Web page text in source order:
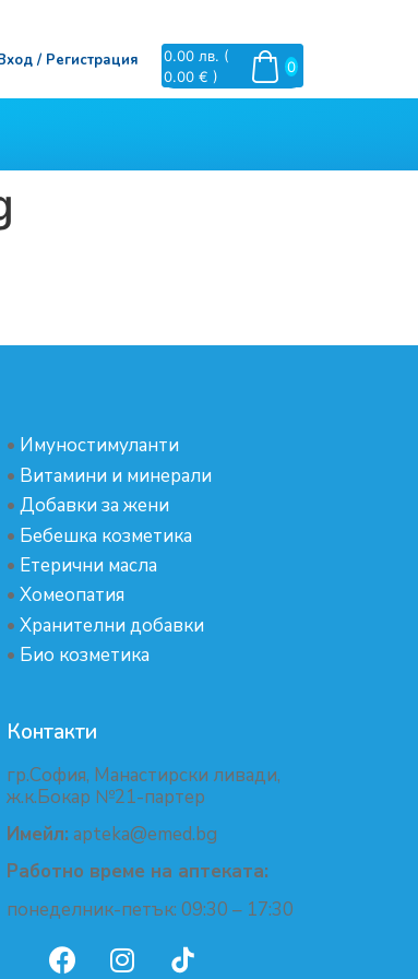
/ Регистрация 0
0.00 лв. (
0.00 € )
• Имуностимуланти
• Витамини и минерали
• Добавки за жени
• Бебешка козметика
• Етерични масла
• Хомеопатия
• Хранителни добавки
• Био козметика
Контакти
гр.София, Манастирски ливади,
ж.к.Бокар №21-партер
Имейл: apteka@emed.bg
Работно време на аптеката:
понеделник-петък: 09:30 – 17:30